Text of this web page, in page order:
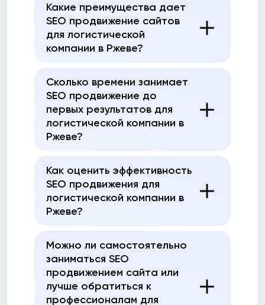
Какие преимущества дает
SEO продвижение сайтов
для логистической
компании в Ржеве?
Сколько времени занимает
SEO продвижение до
первых результатов для
логистической компании в
Ржеве?
Как оценить эффективность
SEO продвижения для
логистической компании в
Ржеве?
Можно ли самостоятельно
заниматься SEO
продвижением сайта или
лучше обратиться к
профессионалам для